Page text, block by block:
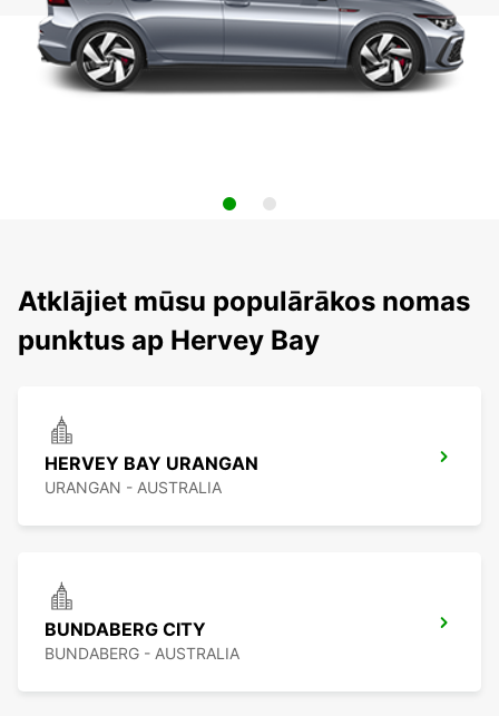
Atklājiet mūsu populārākos nomas
punktus ap Hervey Bay
HERVEY BAY URANGAN
URANGAN - AUSTRALIA
BUNDABERG CITY
BUNDABERG - AUSTRALIA